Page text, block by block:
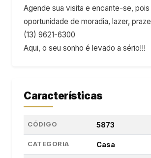
Agende sua visita e encante-se, pois
oportunidade de moradia, lazer,
(13) 9621-6300
Aqui, o seu sonho é levado a sério!!!
Características
CÓDIGO 5873
CATEGORIA Casa